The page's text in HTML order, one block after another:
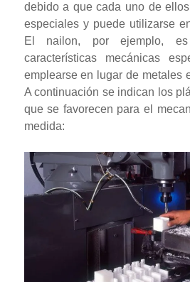
debido a que cada uno de
especiales y puede utilizarse
El nailon, por ejemplo,
características mecánicas
emplearse en lugar de metales
A continuación se indican los
que se favorecen para el
medida: